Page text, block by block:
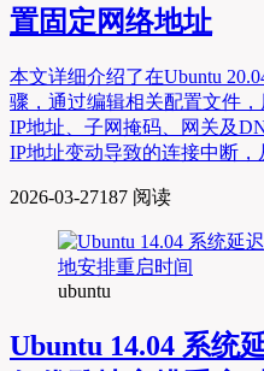
置固定网络地址
本文详细介绍了在Ubuntu
骤，通过编辑相关配置文件
IP地址、子网掩码、网关及
IP地址变动导致的连接中断，
2026-03-27187 阅读
ubuntu
Ubuntu 14.04 系统